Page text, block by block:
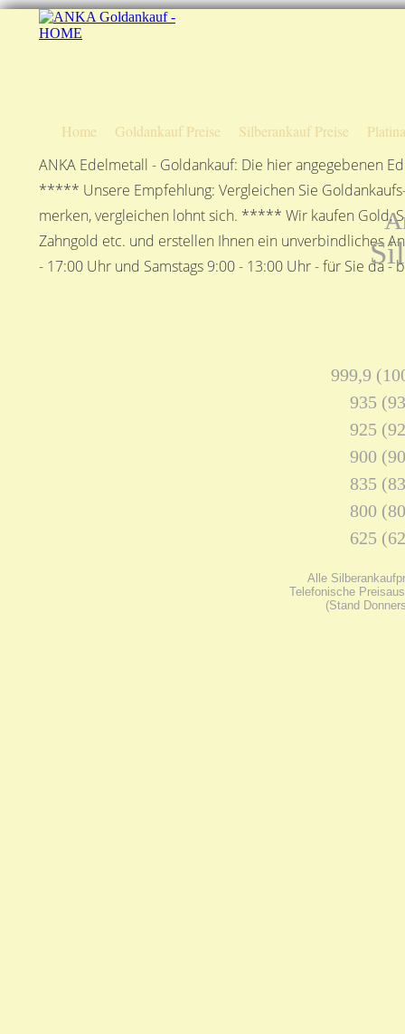
Home Goldankauf Preise Silberankauf Preise
ANKA Edelmetall - Goldankauf: Die hier angegebenen
***** Unsere Empfehlung: Vergleichen Sie
merken, vergleichen lohnt sich. ***** Wir kaufen Gold,
Zahngold etc. und erstellen Ihnen ein unverbindliches
- 17:00 Uhr und Samstags 9:00 - 13:00 Uhr - für Sie
999,9
935
925
900
835
800
625
Alle
Telefonische
(Stand